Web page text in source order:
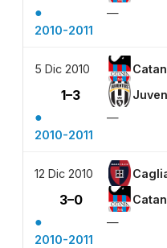
●
—
2010-2011
5 Dic 2010
1–3
●
—
2010-2011
12 Dic 2010
3–0
●
—
2010-2011